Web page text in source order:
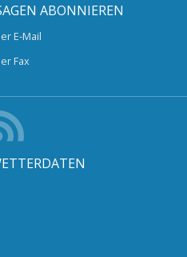
ABONNIEREN
E-Mail
Fax